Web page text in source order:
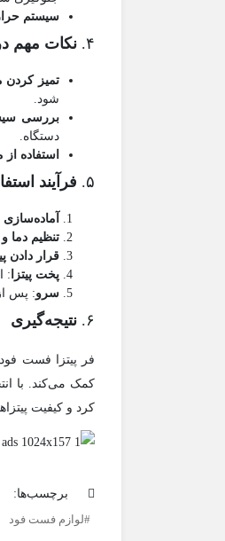
سیستم
۴. نکات مهم
تمیز کردن
شود.
بررسی
دستگاه.
استفاده از
۵. فرآیند
تنظیم دما
قرار دادن
پخت پیتزا :
سرو: پس
۶. نتیجه‌گیری
فر پیتزا فست
کمک می‌کند. با
کرد و کیفیت
برچسب‌ها:
لوازم فست فود